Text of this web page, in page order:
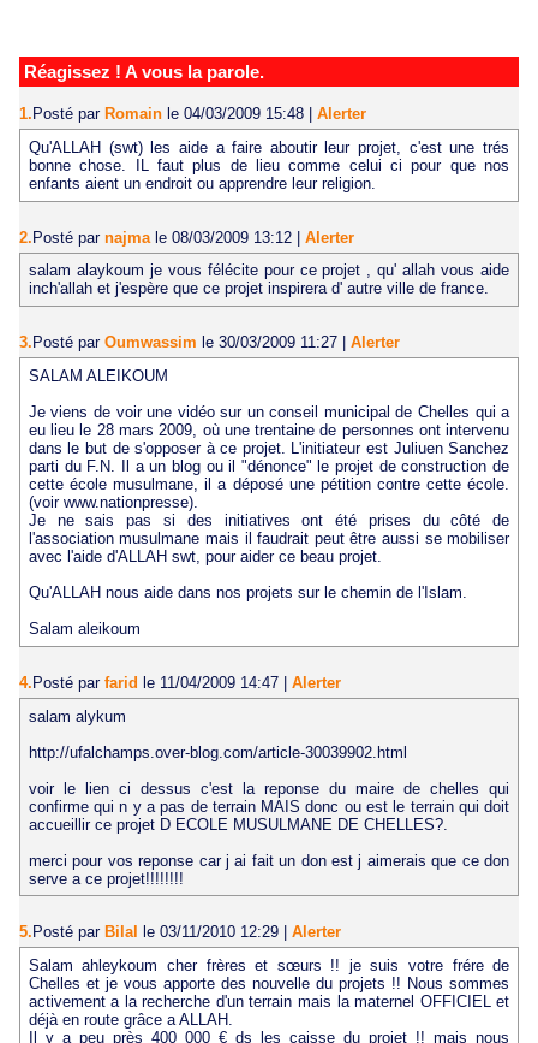
Réagissez ! A vous la parole.
1. Posté par Romain le 04/03/2009 15:48
Alerter
Qu'ALLAH (swt) les aide a faire aboutir leur projet, c'est une trés
bonne chose. IL faut plus de lieu comme celui ci pour que nos
enfants aient un endroit ou apprendre leur religion.
2.Posté par najma le 08/03/2009 13:12 | Alerter
salam alaykoum je vous félécite pour ce projet , qu' allah vous aide
inch'allah et j'espère que ce projet inspirera d' autre ville de france.
3. Posté par Oumwassim le 30/03/2009 11:27
Alerter
SALAM ALEIKOUM
Je viens de voir une vidéo sur un conseil municipal de Chelles qui a
eu lieu le 28 mars 2009, où une trentaine de personnes ont intervenu
dans le but de s'opposer à ce projet. L'initiateur est Juliuen Sanchez
parti du F.N. Il a un blog ou il "dénonce" le projet de construction de
cette école musulmane, il a déposé une pétition contre cette école.
(voir www.nationpresse).
Je ne sais pas si des initiatives ont été prises du côté de
l'association musulmane mais il faudrait peut être aussi se mobiliser
avec l'aide d'ALLAH swt, pour aider ce beau projet.
Qu'ALLAH nous aide dans nos projets sur le chemin de l'Islam.
Salam aleikoum
4.Posté par farid le 11/04/2009 14:47 | Alerter
salam alykum
http://ufalchamps.over-blog.com/article-30039902.html
voir le lien ci dessus c'est la reponse du maire de chelles qui
confirme qui n y a pas de terrain MAIS donc ou est le terrain qui doit
accueillir ce projet D ECOLE MUSULMANE DE CHELLES?.
merci pour vos reponse car j ai fait un don est j aimerais que ce don
serve a ce projet!!!!!!!!
5. Posté par Bilal le 03/11/2010 12:29
Alerter
Salam ahleykoum cher frères et sœurs !! je suis votre frére de
Chelles et je vous apporte des nouvelle du projets !! Nous sommes
activement a la recherche d'un terrain mais la maternel OFFICIEL et
déjà en route grâce a ALLAH.
Il y a peu près 400 000 € ds les caisse du projet !! mais nous